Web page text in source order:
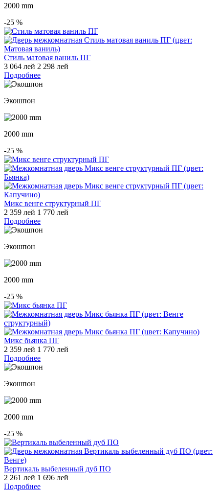
2000 mm
-25 %
Стиль матовая ваниль ПГ
3 064 лей 2 298 лей
Подробнее
Экошпон
2000 mm
-25 %
Микс венге структурный ПГ
2 359 лей 1 770 лей
Подробнее
Экошпон
2000 mm
-25 %
Микс бьянка ПГ
2 359 лей 1 770 лей
Подробнее
Экошпон
2000 mm
-25 %
Вертикаль выбеленный дуб ПО
2 261 лей 1 696 лей
Подробнее